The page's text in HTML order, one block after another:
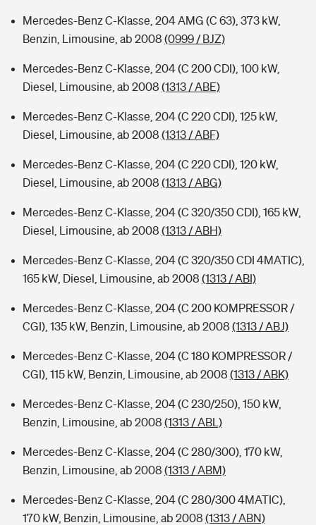
Mercedes-Benz C-Klasse, 204 AMG (C 63), 373 kW,
Benzin, Limousine, ab 2008 (0999 / BJZ)
Mercedes-Benz C-Klasse, 204 (C 200 CDI), 100 kW,
Diesel, Limousine, ab 2008 (1313 / ABE)
Mercedes-Benz C-Klasse, 204 (C 220 CDI), 125 kW,
Diesel, Limousine, ab 2008 (1313 / ABF)
Mercedes-Benz C-Klasse, 204 (C 220 CDI), 120 kW,
Diesel, Limousine, ab 2008 (1313 / ABG)
Mercedes-Benz C-Klasse, 204 (C 320/350 CDI), 165 kW,
Diesel, Limousine, ab 2008 (1313 / ABH)
Mercedes-Benz C-Klasse, 204 (C 320/350 CDI 4MATIC),
165 kW, Diesel, Limousine, ab 2008 (1313 / ABI)
Mercedes-Benz C-Klasse, 204 (C 200 KOMPRESSOR /
CGI), 135 kW, Benzin, Limousine, ab 2008 (1313 / ABJ)
Mercedes-Benz C-Klasse, 204 (C 180 KOMPRESSOR /
CGI), 115 kW, Benzin, Limousine, ab 2008 (1313 / ABK)
Mercedes-Benz C-Klasse, 204 (C 230/250), 150 kW,
Benzin, Limousine, ab 2008 (1313 / ABL)
Mercedes-Benz C-Klasse, 204 (C 280/300), 170 kW,
Benzin, Limousine, ab 2008 (1313 / ABM)
Mercedes-Benz C-Klasse, 204 (C 280/300 4MATIC),
170 kW, Benzin, Limousine, ab 2008 (1313 / ABN)